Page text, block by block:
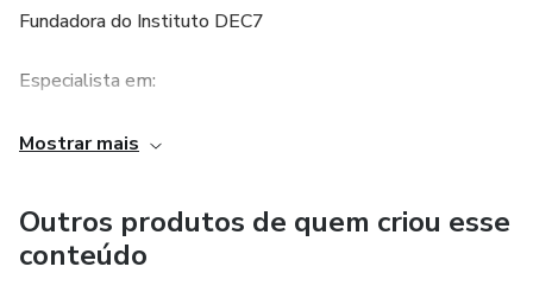
Fundadora do Instituto DEC7
Especialista em:
Psicologia Positiva;
Coaching, Linguagem Ericksoniana e Constelação Sistêmica;
Mostrar mais
Outros produtos de quem criou esse
conteúdo